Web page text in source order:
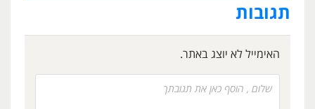
תגובות
האימייל לא יוצג באתר.